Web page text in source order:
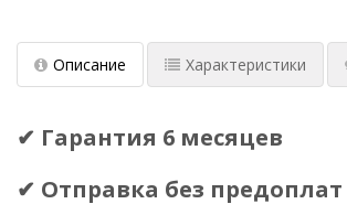
Описание Характеристики
✔ Гарантия 6 месяцев
✔ Отправка без предоплат